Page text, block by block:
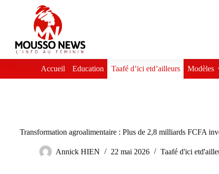
Accueil Education Taafé d’ici etd’ailleurs Modèles
Transformation agroalimentaire : Plus de 2,8 milliards FCFA
Annick HIEN 22 mai 2026 Taafé d'ici